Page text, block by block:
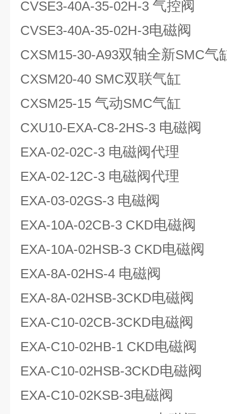
CVSE3-40A-35-02H-3 气控阀
CVSE3-40A-35-02H-3电磁阀
CXSM15-30-A93双轴全新SMC气
CXSM20-40 SMC双联气缸
CXSM25-15 气动SMC气缸
CXU10-EXA-C8-2HS-3 电磁阀
EXA-02-02C-3 电磁阀代理
EXA-02-12C-3 电磁阀代理
EXA-03-02GS-3 电磁阀
EXA-10A-02CB-3 CKD电磁阀
EXA-10A-02HSB-3 CKD电磁阀
EXA-8A-02HS-4 电磁阀
EXA-8A-02HSB-3CKD电磁阀
EXA-C10-02CB-3CKD电磁阀
EXA-C10-02HB-1 CKD电磁阀
EXA-C10-02HSB-3CKD电磁阀
EXA-C10-02KSB-3电磁阀